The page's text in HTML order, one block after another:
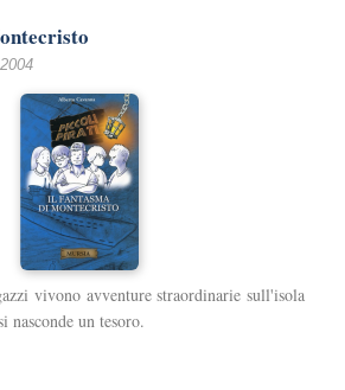
vivono avventure straordinarie sull'isola
nasconde un tesoro.